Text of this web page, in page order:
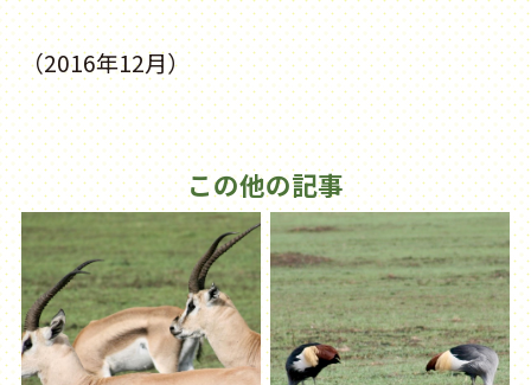
（2016年12月）
この他の記事